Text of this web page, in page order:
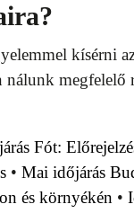
kísérni
megfelelő
Fót:
• Mai időjárás
és környékén •